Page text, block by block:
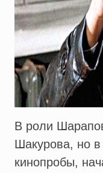
В роли
Шакурова, но
кинопробы,